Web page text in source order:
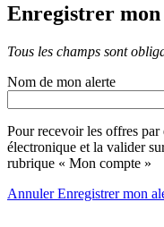
Enregistrer
Tous les champs sont
Nom de mon alerte
Pour recevoir les offres par
électronique et la valider
rubrique « Mon compte »
AnnulerEnregistrer mon